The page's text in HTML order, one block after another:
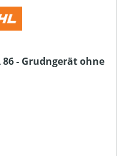
- Grudngerät ohne